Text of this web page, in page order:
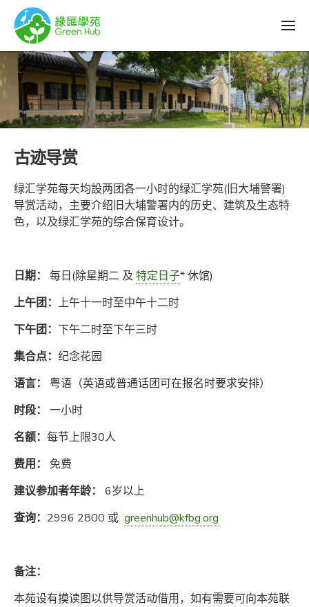
古迹导赏
绿汇学苑每天均設两团各一小时的绿汇学苑(旧大埔警署)
导赏活动，主要介绍旧大埔警署内的历史、建筑及生态特
色，以及绿汇学苑的综合保育设计。
日期： 每日(除星期二 及特定日子* 休馆)
上午团： 上午十一时至中午十二时
下午团： 下午二时至下午三时
集合点： 纪念花园
语言：
粤语（英语或普通话团可在报名时要求安排）
时段：
一小时
名额： 每节上限30人
费用：
免费
建议参加者年龄：
6岁以上
查询： 2996 2800 或 greenhub@kfbg.org
备注：
本苑设有摸读图以供导赏活动借用，如有需要可向本苑联